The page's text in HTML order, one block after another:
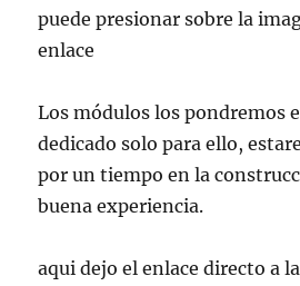
puede presionar sobre la
enlace
Los módulos los pondremos
dedicado solo para ello,
por un tiempo en la
buena experiencia.
aqui dejo el enlace directo a